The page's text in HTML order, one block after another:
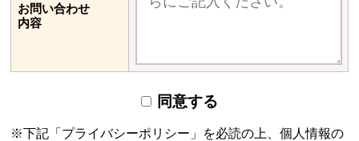
お問い合わせ
内容
同意する
下記「プライバシーポリシー」を必読の上、個人情報の